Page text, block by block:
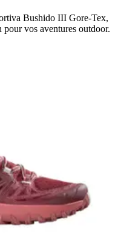
Bushido III Gore-Tex,
vos aventures outdoor.